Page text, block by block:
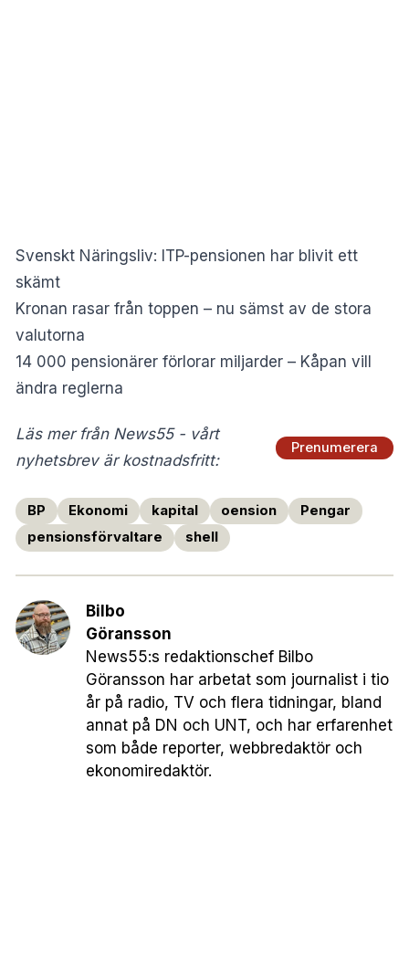
Svenskt Näringsliv: ITP-pensionen har blivit ett
skämt
Kronan rasar från toppen – nu sämst av de stora
valutorna
14 000 pensionärer förlorar miljarder – Kåpan vill
ändra reglerna
Läs mer från News55 - vårt
nyhetsbrev är kostnadsfritt:
Prenumerera
BP Ekonomi kapital oension
Pengar
pensionsförvaltare
shell
Bilbo
Göransson
News55:s redaktionschef Bilbo
Göransson har arbetat som journalist i tio
år på radio, TV och flera tidningar, bland
annat på DN och UNT, och har erfarenhet
som både reporter, webbredaktör och
ekonomiredaktör.